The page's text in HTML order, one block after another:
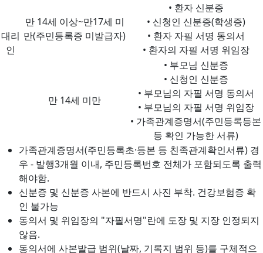
대리
인
만 14세 이상~만17세 미
만(주민등록증 미발급자)
• 환자 신분증
• 신청인 신분증(학생증)
• 환자 자필 서명 동의서
• 환자의 자필 서명 위임장
만 14세 미만
• 부모님 신분증
• 신청인 신분증
• 부모님의 자필 서명 동의서
• 부모님의 자필 서명 위임장
• 가족관계증명서(주민등록등본
등 확인 가능한 서류)
가족관계증명서(주민등록초·등본 등 친족관계확인서류) 경
우 - 발행3개월 이내, 주민등록번호 전체가 포함되도록 출력
해야함.
신분증 및 신분증 사본에 반드시 사진 부착. 건강보험증 확
인 불가능
동의서 및 위임장의 "자필서명"란에 도장 및 지장 인정되지
않음.
동의서에 사본발급 범위(날짜, 기록지 범위 등)를 구체적으